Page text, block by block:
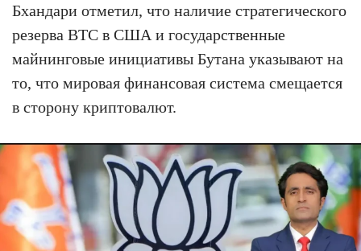
Бхандари отметил, что наличие стратегического
резерва BTC в США и государственные
майнинговые инициативы Бутана указывают на
то, что мировая финансовая система смещается
в сторону криптовалют.